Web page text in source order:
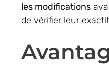
les modifications
de vérifier leur